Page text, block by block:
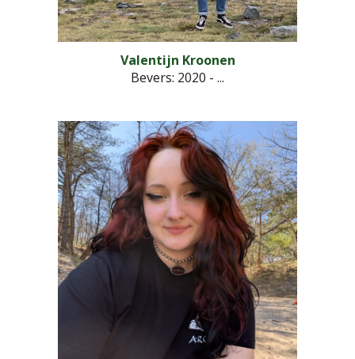
Valentijn Kroonen
Bevers: 2020 - ...